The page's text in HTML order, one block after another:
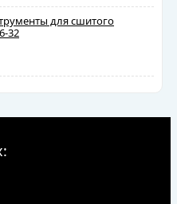
для сшитого
32